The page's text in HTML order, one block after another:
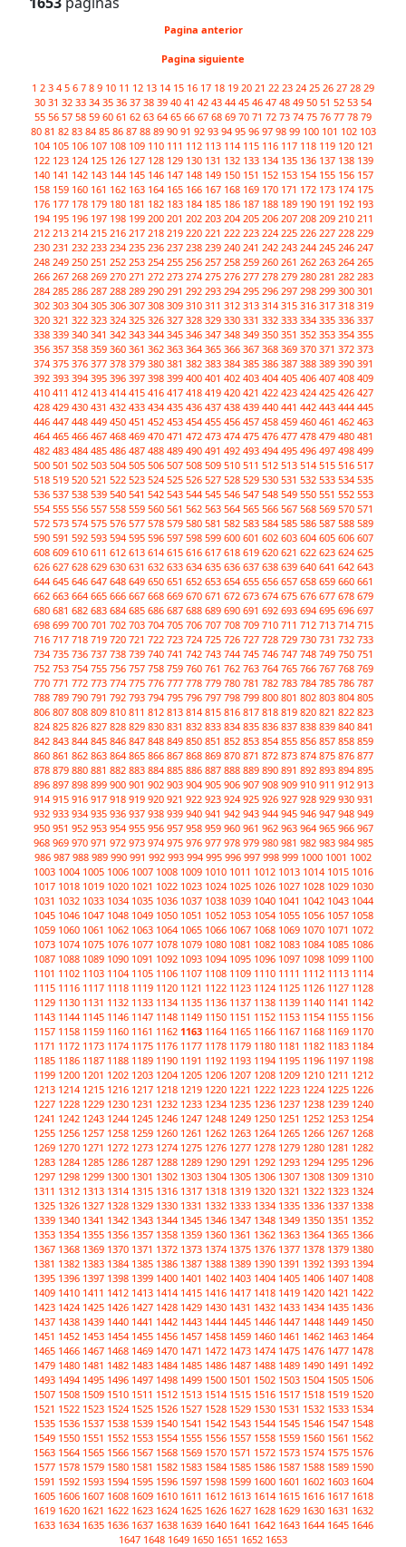
Pagina anterior
Pagina siguiente
1 2 3 4 5 6 7 8 9 10 11 12 13 14 15 16 17 18 19 20 21 22 23 24 25 26 27 28 29
30 31 32 33 34 35 36 37 38 39 40 41 42 43 44 45 46 47 48 49 50 51 52 53 54
55 56 57 58 59 60 61 62 63 64 65 66 67 68 69 70 71 72 73 74 75 76 77 78 79
80 81 82 83 84 85 86 87 88 89 90 91 92 93 94 95 96 97 98 99 100 101 102 103
104 105 106 107 108 109 110 111 112 113 114 115 116 117 118 119 120 121
122 123 124 125 126 127 128 129 130 131 132 133 134 135 136 137 138 139
140 141 142 143 144 145 146 147 148 149 150 151 152 153 154 155 156 157
158 159 160 161 162 163 164 165 166 167 168 169 170 171 172 173 174 175
176 177 178 179 180 181 182 183 184 185 186 187 188 189 190 191 192 193
194 195 196 197 198 199 200 201 202 203 204 205 206 207 208 209 210 211
212 213 214 215 216 217 218 219 220 221 222 223 224 225 226 227 228 229
230 231 232 233 234 235 236 237 238 239 240 241 242 243 244 245 246 247
248 249 250 251 252 253 254 255 256 257 258 259 260 261 262 263 264 265
266 267 268 269 270 271 272 273 274 275 276 277 278 279 280 281 282 283
284 285 286 287 288 289 290 291 292 293 294 295 296 297 298 299 300 301
302 303 304 305 306 307 308 309 310 311 312 313 314 315 316 317 318 319
320 321 322 323 324 325 326 327 328 329 330 331 332 333 334 335 336 337
338 339 340 341 342 343 344 345 346 347 348 349 350 351 352 353 354 355
356 357 358 359 360 361 362 363 364 365 366 367 368 369 370 371 372 373
374 375 376 377 378 379 380 381 382 383 384 385 386 387 388 389 390 391
392 393 394 395 396 397 398 399 400 401 402 403 404 405 406 407 408 409
410 411 412 413 414 415 416 417 418 419 420 421 422 423 424 425 426 427
428 429 430 431 432 433 434 435 436 437 438 439 440 441 442 443 444 445
446 447 448 449 450 451 452 453 454 455 456 457 458 459 460 461 462 463
464 465 466 467 468 469 470 471 472 473 474 475 476 477 478 479 480 481
482 483 484 485 486 487 488 489 490 491 492 493 494 495 496 497 498 499
500 501 502 503 504 505 506 507 508 509 510 511 512 513 514 515 516 517
518 519 520 521 522 523 524 525 526 527 528 529 530 531 532 533 534 535
536 537 538 539 540 541 542 543 544 545 546 547 548 549 550 551 552 553
554 555 556 557 558 559 560 561 562 563 564 565 566 567 568 569 570 571
572 573 574 575 576 577 578 579 580 581 582 583 584 585 586 587 588 589
590 591 592 593 594 595 596 597 598 599 600 601 602 603 604 605 606 607
608 609 610 611 612 613 614 615 616 617 618 619 620 621 622 623 624 625
626 627 628 629 630 631 632 633 634 635 636 637 638 639 640 641 642 643
644 645 646 647 648 649 650 651 652 653 654 655 656 657 658 659 660 661
662 663 664 665 666 667 668 669 670 671 672 673 674 675 676 677 678 679
680 681 682 683 684 685 686 687 688 689 690 691 692 693 694 695 696 697
698 699 700 701 702 703 704 705 706 707 708 709 710 711 712 713 714 715
716 717 718 719 720 721 722 723 724 725 726 727 728 729 730 731 732 733
734 735 736 737 738 739 740 741 742 743 744 745 746 747 748 749 750 751
752 753 754 755 756 757 758 759 760 761 762 763 764 765 766 767 768 769
770 771 772 773 774 775 776 777 778 779 780 781 782 783 784 785 786 787
788 789 790 791 792 793 794 795 796 797 798 799 800 801 802 803 804 805
806 807 808 809 810 811 812 813 814 815 816 817 818 819 820 821 822 823
824 825 826 827 828 829 830 831 832 833 834 835 836 837 838 839 840 841
842 843 844 845 846 847 848 849 850 851 852 853 854 855 856 857 858 859
860 861 862 863 864 865 866 867 868 869 870 871 872 873 874 875 876 877
878 879 880 881 882 883 884 885 886 887 888 889 890 891 892 893 894 895
896 897 898 899 900 901 902 903 904 905 906 907 908 909 910 911 912 913
914 915 916 917 918 919 920 921 922 923 924 925 926 927 928 929 930 931
932 933 934 935 936 937 938 939 940 941 942 943 944 945 946 947 948 949
950 951 952 953 954 955 956 957 958 959 960 961 962 963 964 965 966 967
968 969 970 971 972 973 974 975 976 977 978 979 980 981 982 983 984 985
986 987 988 989 990 991 992 993 994 995 996 997 998 999 1000 1001 1002
1003 1004 1005 1006 1007 1008 1009 1010 1011 1012 1013 1014 1015 1016
1017 1018 1019 1020 1021 1022 1023 1024 1025 1026 1027 1028 1029 1030
1031 1032 1033 1034 1035 1036 1037 1038 1039 1040 1041 1042 1043 1044
1045 1046 1047 1048 1049 1050 1051 1052 1053 1054 1055 1056 1057 1058
1059 1060 1061 1062 1063 1064 1065 1066 1067 1068 1069 1070 1071 1072
1073 1074 1075 1076 1077 1078 1079 1080 1081 1082 1083 1084 1085 1086
1087 1088 1089 1090 1091 1092 1093 1094 1095 1096 1097 1098 1099 1100
1101 1102 1103 1104 1105 1106 1107 1108 1109 1110 1111 1112 1113 1114
1115 1116 1117 1118 1119 1120 1121 1122 1123 1124 1125 1126 1127 1128
1129 1130 1131 1132 1133 1134 1135 1136 1137 1138 1139 1140 1141 1142
1143 1144 1145 1146 1147 1148 1149 1150 1151 1152 1153 1154 1155 1156
1157 1158 1159 1160 1161 1162 1163 1164 1165 1166 1167 1168 1169 1170
1171 1172 1173 1174 1175 1176 1177 1178 1179 1180 1181 1182 1183 1184
1185 1186 1187 1188 1189 1190 1191 1192 1193 1194 1195 1196 1197 1198
1199 1200 1201 1202 1203 1204 1205 1206 1207 1208 1209 1210 1211 1212
1213 1214 1215 1216 1217 1218 1219 1220 1221 1222 1223 1224 1225 1226
1227 1228 1229 1230 1231 1232 1233 1234 1235 1236 1237 1238 1239 1240
1241 1242 1243 1244 1245 1246 1247 1248 1249 1250 1251 1252 1253 1254
1255 1256 1257 1258 1259 1260 1261 1262 1263 1264 1265 1266 1267 1268
1269 1270 1271 1272 1273 1274 1275 1276 1277 1278 1279 1280 1281 1282
1283 1284 1285 1286 1287 1288 1289 1290 1291 1292 1293 1294 1295 1296
1297 1298 1299 1300 1301 1302 1303 1304 1305 1306 1307 1308 1309 1310
1311 1312 1313 1314 1315 1316 1317 1318 1319 1320 1321 1322 1323 1324
1325 1326 1327 1328 1329 1330 1331 1332 1333 1334 1335 1336 1337 1338
1339 1340 1341 1342 1343 1344 1345 1346 1347 1348 1349 1350 1351 1352
1353 1354 1355 1356 1357 1358 1359 1360 1361 1362 1363 1364 1365 1366
1367 1368 1369 1370 1371 1372 1373 1374 1375 1376 1377 1378 1379 1380
1381 1382 1383 1384 1385 1386 1387 1388 1389 1390 1391 1392 1393 1394
1395 1396 1397 1398 1399 1400 1401 1402 1403 1404 1405 1406 1407 1408
1409 1410 1411 1412 1413 1414 1415 1416 1417 1418 1419 1420 1421 1422
1423 1424 1425 1426 1427 1428 1429 1430 1431 1432 1433 1434 1435 1436
1437 1438 1439 1440 1441 1442 1443 1444 1445 1446 1447 1448 1449 1450
1451 1452 1453 1454 1455 1456 1457 1458 1459 1460 1461 1462 1463 1464
1465 1466 1467 1468 1469 1470 1471 1472 1473 1474 1475 1476 1477 1478
1479 1480 1481 1482 1483 1484 1485 1486 1487 1488 1489 1490 1491 1492
1493 1494 1495 1496 1497 1498 1499 1500 1501 1502 1503 1504 1505 1506
1507 1508 1509 1510 1511 1512 1513 1514 1515 1516 1517 1518 1519 1520
1521 1522 1523 1524 1525 1526 1527 1528 1529 1530 1531 1532 1533 1534
1535 1536 1537 1538 1539 1540 1541 1542 1543 1544 1545 1546 1547 1548
1549 1550 1551 1552 1553 1554 1555 1556 1557 1558 1559 1560 1561 1562
1563 1564 1565 1566 1567 1568 1569 1570 1571 1572 1573 1574 1575 1576
1577 1578 1579 1580 1581 1582 1583 1584 1585 1586 1587 1588 1589 1590
1591 1592 1593 1594 1595 1596 1597 1598 1599 1600 1601 1602 1603 1604
1605 1606 1607 1608 1609 1610 1611 1612 1613 1614 1615 1616 1617 1618
1619 1620 1621 1622 1623 1624 1625 1626 1627 1628 1629 1630 1631 1632
1633 1634 1635 1636 1637 1638 1639 1640 1641 1642 1643 1644 1645 1646
1647 1648 1649 1650 1651 1652 1653